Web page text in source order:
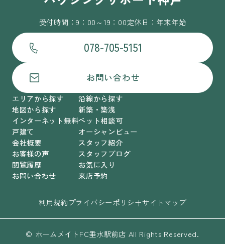
受付時間：9：00～19：00定休日：年末年始
078-705-5151
お問い合わせ
エリアから探す
地図から探す
インターネット無料
戸建て
会社概要
お客様の声
閲覧履歴
お問い合わせ
沿線から探す
新築・築浅
ペット相談可
オーシャンビュー
スタッフ紹介
スタッフブログ
お気に入り
来店予約
利用規約プライバシーポリシーサイトマップ
© ホームメイトFC垂水駅前店 All Rights Reserved.